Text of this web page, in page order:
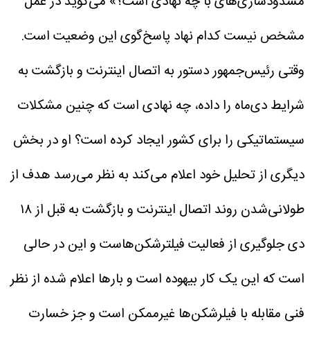
مشخص نیست کدام نهاد پاسخ‌گوی این وضعیت است.
وقتی رئیس‌جمهور دستور به اتصال اینترنت و بازگشت به
شرایط دی‌ماه را داده، چه نهادی است که چنین مشکلات
سیستماتیکی را برای کشور ایجاد کرده است؟ او در بخش
دیگری از تحلیل خود اعلام می‌کند به نظر می‌رسد هدف از
طولانی‌شدن روند اتصال اینترنت و بازگشت به قبل از ۱۸
دی جلوگیری از فعالیت فیلترشکن‌هاست و این در حالی
است که این یک کار بیهوده است و بارها اعلام شده از نظر
فنی مقابله با فیلرشکن‌ها غیرممکن است و جز خسارت